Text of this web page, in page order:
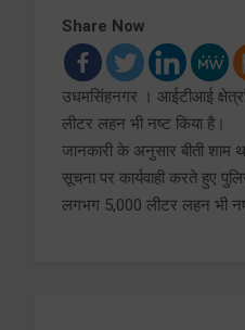
Share Now
उधमसिंहनगर । आईटीआई
लीटर लहन भी नष्ट किया है।
जानकारी के अनुसार बीती शाम
सूचना पर कार्यवाही करते हुए
लगभग 5,000 लीटर लहन भी